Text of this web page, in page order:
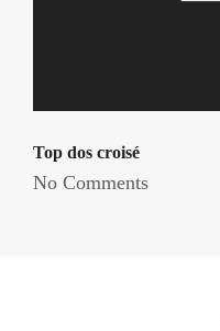
Top dos croisé
No Comments